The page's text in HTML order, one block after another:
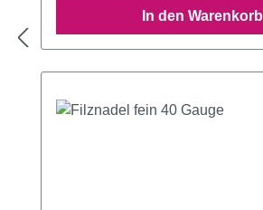
In den Warenkorb